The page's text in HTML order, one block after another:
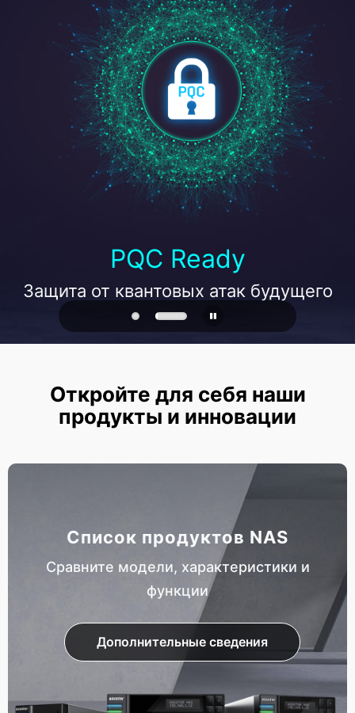
PQC Ready
Защита от квантовых атак будущего
Откройте для себя наши
продукты и инновации
Список продуктов NAS
Сравните модели, характеристики и
функции
Дополнительные сведения